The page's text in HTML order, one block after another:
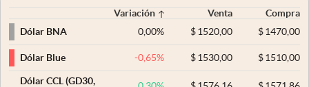
Variación Venta
Compra
Dólar BNA
0,00% $ 1520,00 $1470,00
Dólar Blue -0,65% $ 1530,00 $1510,00
Dólar CCL (GD30,